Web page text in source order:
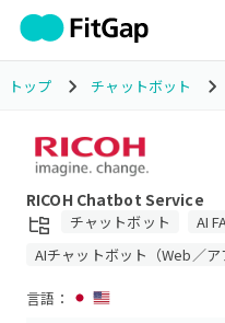
トップ チャットボット
RICOH Chatbot Service
チャットボット
AI
AIチャットボット（Web／ア
言語：